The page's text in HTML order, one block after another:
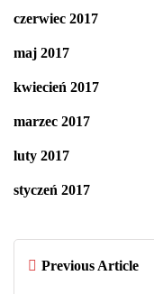
czerwiec 2017
maj 2017
kwiecień 2017
marzec 2017
luty 2017
styczeń 2017
Previous Article